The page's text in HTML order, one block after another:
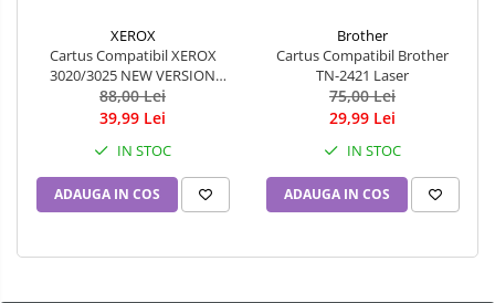
XEROX
Cartus Compatibil XEROX
3020/3025 NEW VERSION
(1500 pag)
88,00 Lei
39,99 Lei
IN STOC
ADAUGA IN COS
Brother
Cartus Compatibil Brother
TN-2421 Laser
75,00 Lei
29,99 Lei
IN STOC
ADAUGA IN COS